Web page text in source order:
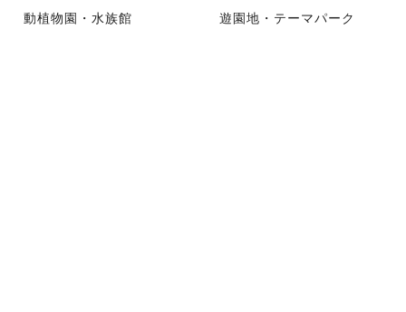
動植物園・水族館 遊園地・テーマパーク